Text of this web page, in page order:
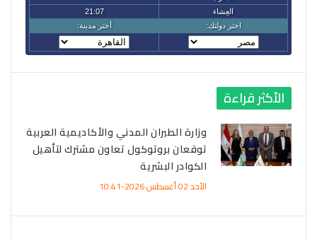
الأكثر قراءة
وزارة الطيران المدني والأكاديمية العربية
توقعان بروتوكول تعاون مشترك لتأهيل
الكوادر البشرية
الأحد 02 أغسطس 2026-10:41